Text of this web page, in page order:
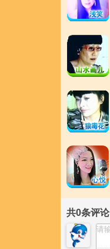
共0条评论